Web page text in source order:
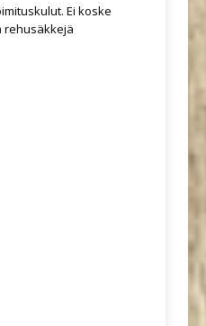
Ei koske
rehusäkkejä